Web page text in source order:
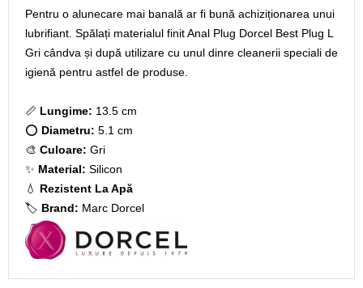
Pentru o alunecare mai banală ar fi bună achiziționarea unui
lubrifiant. Spălați materialul finit Anal Plug Dorcel Best Plug L
Gri cândva și după utilizare cu unul dinre cleanerii speciali de
igienă pentru astfel de produse.
📏 Lungime: 13.5 cm
⭕ Diametru: 5.1 cm
🎨 Culoare: Gri
✨ Material: Silicon
💧 Rezistent La Apă
🏷️ Brand: Marc Dorcel